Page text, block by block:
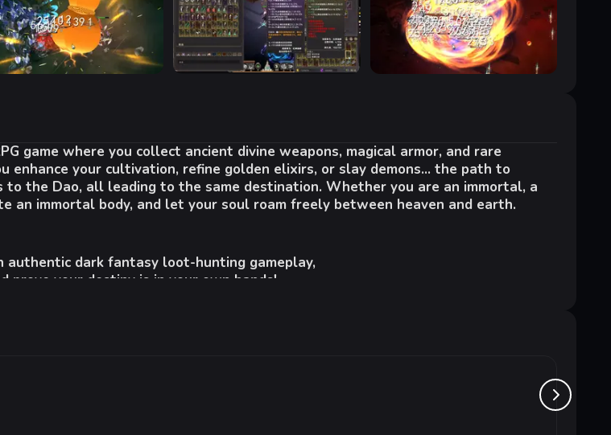
game where you collect ancient divine weapons, magical armor, and rare
your cultivation, refine golden elixirs, or slay demons... the path to
the Dao, all leading to the same destination. Whether you are an immortal, a
an immortal body, and let your soul roam freely between heaven and earth.
dark fantasy loot-hunting gameplay,
your destiny is in your own hands!
triggered, with extremely high stat caps, perfectly combining
with Chinese characteristics.
all in--Nine Dragons Plate
процессор и операционная система
10 / 11 64-bit
AMD Ryzen™ 3 1200 / Intel® Core™ i5-6400
память: 8 GB ОЗУ
AMD Radeon™ RX 470 / Intel® Arc™ A750 / NVIDIA® GeForce® GTX 1060 6GB VRAM
подключение к интернету
диске:10 GB